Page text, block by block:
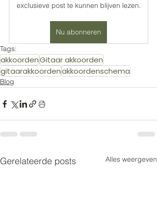
exclusieve post te kunnen blijven lezen.
Nu abonneren
Tags:
akkoordenGitaar akkoorden
gitaarakkoordenakkoordenschema
Blog
Gerelateerde posts Alles weergeven